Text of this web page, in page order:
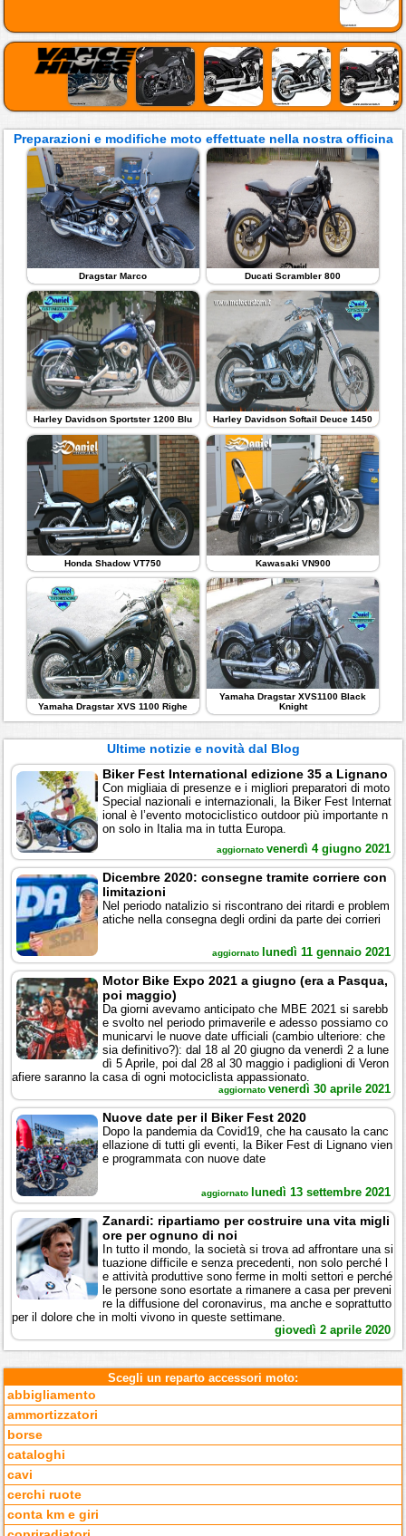
Preparazioni e modifiche moto effettuate nella nostra officina
Dragstar Marco Ducati Scrambler 800
Harley Davidson Sportster 1200 Blu Harley Davidson Softail Deuce 1450
Honda Shadow VT750 Kawasaki VN900
Yamaha Dragstar XVS 1100 Righe
Yamaha Dragstar XVS1100 Black
Knight
Ultime notizie e novità dal Blog
Biker Fest International edizione 35 a Lignano
Con migliaia di presenze e i migliori preparatori di moto
Special nazionali e internazionali, la Biker Fest Internat
ional è l’evento motociclistico outdoor più importante n
on solo in Italia ma in tutta Europa.
aggiornato venerdì 4 giugno 2021
Dicembre 2020: consegne tramite corriere con
limitazioni
Nel periodo natalizio si riscontrano dei ritardi e problem
atiche nella consegna degli ordini da parte dei corrieri
aggiornato lunedì 11 gennaio 2021
Motor Bike Expo 2021 a giugno (era a Pasqua,
poi maggio)
Da giorni avevamo anticipato che MBE 2021 si sarebb
e svolto nel periodo primaverile e adesso possiamo co
municarvi le nuove date ufficiali (cambio ulteriore: che
sia definitivo?): dal 18 al 20 giugno da venerdì 2 a lune
dì 5 Aprile, poi dal 28 al 30 maggio i padiglioni di Veron
afiere saranno la casa di ogni motociclista appassionato.
aggiornato venerdì 30 aprile 2021
Nuove date per il Biker Fest 2020
Dopo la pandemia da Covid19, che ha causato la canc
ellazione di tutti gli eventi, la Biker Fest di Lignano vien
e programmata con nuove date
aggiornato lunedì 13 settembre 2021
Zanardi: ripartiamo per costruire una vita migli
ore per ognuno di noi
In tutto il mondo, la società si trova ad affrontare una si
tuazione difficile e senza precedenti, non solo perché l
e attività produttive sono ferme in molti settori e perché
le persone sono esortate a rimanere a casa per preveni
re la diffusione del coronavirus, ma anche e soprattutto
per il dolore che in molti vivono in queste settimane.
giovedì 2 aprile 2020
Scegli un reparto accessori moto:
abbigliamento
ammortizzatori
borse
cataloghi
cavi
cerchi ruote
conta km e giri